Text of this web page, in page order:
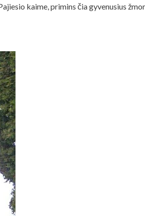
kaime, primins čia gyvenusius